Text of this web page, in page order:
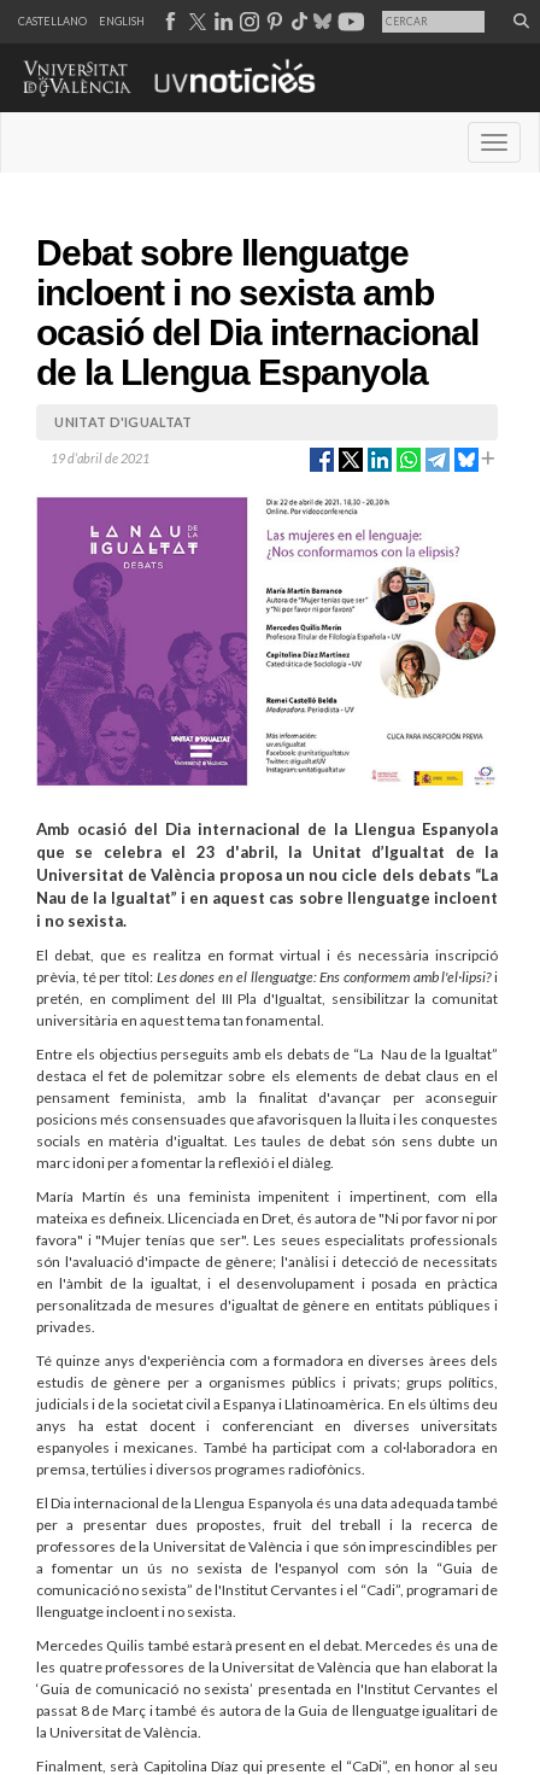
CASTELLANO ENGLISH
Debat sobre llenguatge
incloent i no sexista amb
ocasió del Dia internacional
de la Llengua Espanyola
UNITAT D'IGUALTAT
19 d’abril de 2021
Amb ocasió del Dia internacional de la Llengua Espanyola
que se celebra el 23 d'abril, la Unitat d’Igualtat de la
Universitat de València proposa un nou cicle dels debats “La
Nau de la Igualtat” i en aquest cas sobre llenguatge incloent
i no sexista.
El debat, que es realitza en format virtual i és necessària inscripció
prèvia, té per títol: Les dones en el llenguatge: Ens conformem amb l'el·lipsi?i
pretén, en compliment del III Pla d'Igualtat, sensibilitzar la comunitat
universitària en aquest tema tan fonamental.
Entre els objectius perseguits amb els debats de “La Nau de la Igualtat”
destaca el fet de polemitzar sobre els elements de debat claus en el
pensament feminista, amb la finalitat d'avançar per aconseguir
posicions més consensuades que afavorisquen la lluita i les conquestes
socials en matèria d'igualtat. Les taules de debat són sens dubte un
marc idoni per a fomentar la reflexió i el diàleg.
María Martín és una feminista impenitent i impertinent, com ella
mateixa es defineix. Llicenciada en Dret, és autora de "Ni por favor ni por
favora" i "Mujer tenías que ser". Les seues especialitats professionals
són l'avaluació d'impacte de gènere; l'anàlisi i detecció de necessitats
en l'àmbit de la igualtat, i el desenvolupament i posada en pràctica
personalitzada de mesures d'igualtat de gènere en entitats públiques i
privades.
Té quinze anys d'experiència com a formadora en diverses àrees dels
estudis de gènere per a organismes públics i privats; grups polítics,
judicials i de la societat civil a Espanya i Llatinoamèrica. En els últims deu
anys ha estat docent i conferenciant en diverses universitats
espanyoles i mexicanes. També ha participat com a col·laboradora en
premsa, tertúlies i diversos programes radiofònics.
El Dia internacional de la Llengua Espanyola és una data adequada també
per a presentar dues propostes, fruit del treball i la recerca de
professores de la Universitat de València i que són imprescindibles per
a fomentar un ús no sexista de l'espanyol com són la “Guia de
comunicació no sexista” de l'Institut Cervantes i el “Cadi”, programari de
llenguatge incloent i no sexista.
Mercedes Quilis també estarà present en el debat. Mercedes és una de
les quatre professores de la Universitat de València que han elaborat la
‘Guia de comunicació no sexista’ presentada en l'Institut Cervantes el
passat 8 de Març i també és autora de la Guia de llenguatge igualitari de
la Universitat de València.
Finalment, serà Capitolina Díaz qui presente el “CaDi”, en honor al seu